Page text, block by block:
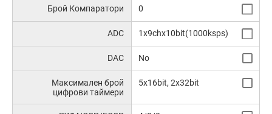
Брой Компаратори 0
ADC 1x9chx10bit(1000ksps)
DAC No
Максимален брой
цифрови таймери
5x16bit, 2x32bit